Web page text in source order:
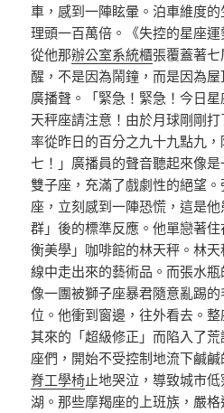
車，感到一陣眩暈。泊車維度
理頭一百萬倍。《失控的星座
從他那辦公室系統櫃張覆蓋著
醒，不是因為鬧鐘，而是因為
廣播聲。「緊急！緊急！今日
天秤座請注意！由於月球剛剛
率從昨日的百分之九十九點九
七！」廣播員的聲音聽起來像
雙子座，充滿了戲劇性的絕望
座，立刻感到一陣恐慌，這是
群」後的標準反應。他單戀著
衡美學」咖啡館的林天秤。林
線中走出來的藝術品。而張水瓶
像一團被獅子座暴君隨意亂踢
位。他衝到窗邊，往外看去。
其來的「超級修正」而陷入了
座們，開始不受控制地流下鹹
脊工學椅止地哭泣，導致城市
湖。那些摩羯座的上班族，嚴